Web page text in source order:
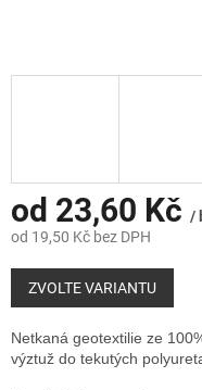
od 23,60 Kč /
od 19,50 Kč bez DPH
Měrná
cena:
ZVOLTE VARIANTU
Netkaná geotextilie ze
výztuž do tekutých